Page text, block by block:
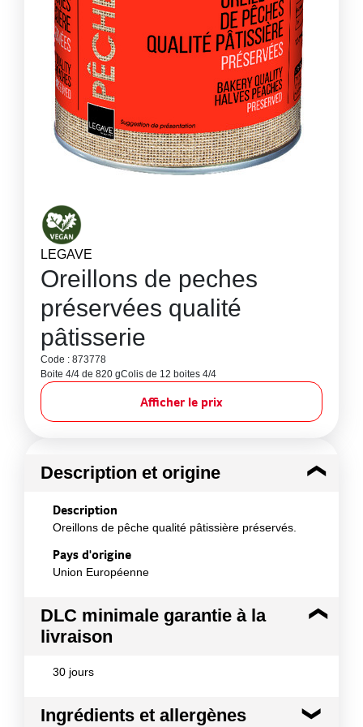
LEGAVE
Oreillons de peches
préservées qualité
pâtisserie
Code : 873778
Boite 4/4 de 820 gColis de 12 boites 4/4
Afficher le prix
Description et origine
Description
Oreillons de pêche qualité pâtissière préservés.
Pays d'origine
Union Européenne
DLC minimale garantie à la
livraison
30 jours
Ingrédients et allergènes